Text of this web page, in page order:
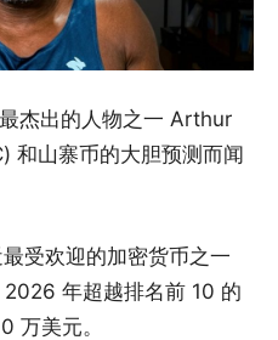
杰出的人物之一 Arthur
和山寨币的大胆预测而闻
受欢迎的加密货币之一
年超越排名前 10 的
万美元。